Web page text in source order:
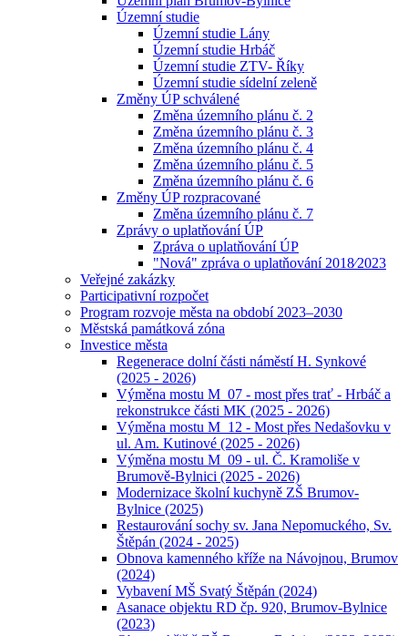
Územní studie
Územní studie Lány
Územní studie Hrbáč
Územní studie ZTV- Říky
Územní studie sídelní zeleně
Změny ÚP schválené
Změna územního plánu č. 2
Změna územního plánu č. 3
Změna územního plánu č. 4
Změna územního plánu č. 5
Změna územního plánu č. 6
Změny ÚP rozpracované
Změna územního plánu č. 7
Zprávy o uplatňování ÚP
Zpráva o uplatňování ÚP
"Nová" zpráva o uplatňování 2018⁄2023
Veřejné zakázky
Participativní rozpočet
Program rozvoje města na období 2023–2030
Městská památková zóna
Investice města
Regenerace dolní části náměstí H. Synkové
(2025 - 2026)
Výměna mostu M_07 - most přes trať - Hrbáč a
rekonstrukce části MK (2025 - 2026)
Výměna mostu M_12 - Most přes Nedašovku v
ul. Am. Kutinové (2025 - 2026)
Výměna mostu M_09 - ul. Č. Kramoliše v
Brumově-Bylnici (2025 - 2026)
Modernizace školní kuchyně ZŠ Brumov-
Bylnice (2025)
Restaurování sochy sv. Jana Nepomuckého, Sv.
Štěpán (2024 - 2025)
Obnova kamenného kříže na Návojnou, Brumov
(2024)
Vybavení MŠ Svatý Štěpán (2024)
Asanace objektu RD čp. 920, Brumov-Bylnice
(2023)